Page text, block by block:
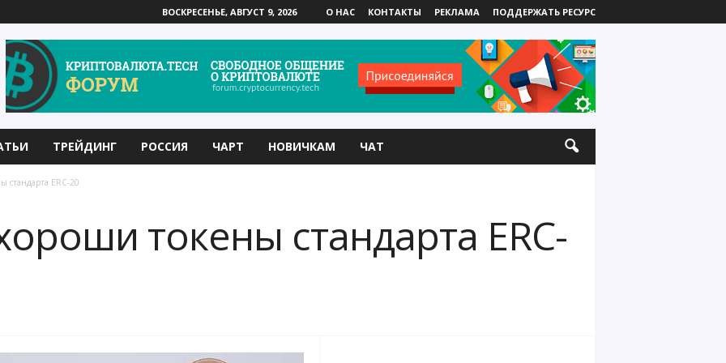
ВОСКРЕСЕНЬЕ, АВГУСТ 9, 2026 О НАС КОНТАКТЫ РЕКЛАМА ПОДДЕРЖАТЬ РЕСУРС
ТРЕЙДИНГ РОССИЯ ЧАРТ НОВИЧКАМ ЧАТ
стандарта ERC-20
токены стандарта ERC-